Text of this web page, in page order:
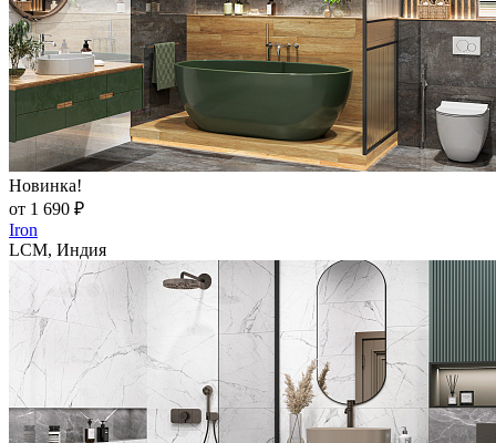
Новинка!
от 1 690 ₽
Iron
LCM, Индия